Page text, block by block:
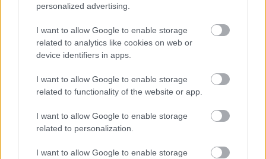
personalized advertising.
I want to allow Google to enable storage
related to analytics like cookies on web or
device identifiers in apps.
I want to allow Google to enable storage
related to functionality of the website or app.
I want to allow Google to enable storage
related to personalization.
I want to allow Google to enable storage